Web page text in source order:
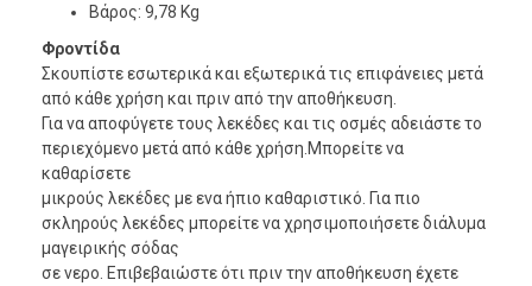
Βάρος: 9,78 Kg
Φροντίδα
Σκουπίστε εσωτερικά και εξωτερικά τις επιφάνειες μετά
από κάθε χρήση και πριν από την αποθήκευση.
Για να αποφύγετε τους λεκέδες και τις οσμές αδειάστε το
περιεχόμενο μετά από κάθε χρήση.Μπορείτε να
καθαρίσετε
μικρούς λεκέδες με ενα ήπιο καθαριστικό. Για πιο
σκληρούς λεκέδες μπορείτε να χρησιμοποιήσετε διάλυμα
μαγειρικής σόδας
σε νερο. Επιβεβαιώστε ότι πριν την αποθήκευση έχετε